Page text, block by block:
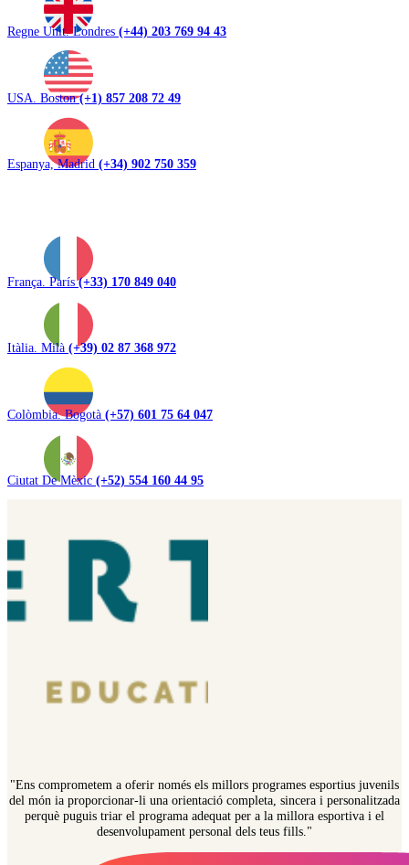
Regne Unit. Londres (+44) 203 769 94 43
USA. Boston(+1) 857 208 72 49
Espanya, Madrid (+34) 902 750 359
França. París(+33) 170 849 040
Itàlia. Milà (+39) 02 87 368 972
Colòmbia. Bogotà (+57) 601 75 64 047
Ciutat De Mèxic (+52) 554 160 44 95
"Ens comprometem a oferir només els millors programes esportius juvenils
del món ia proporcionar-li una orientació completa, sincera i personalitzada
perquè puguis triar el programa adequat per a la millora esportiva i el
desenvolupament personal dels teus fills."